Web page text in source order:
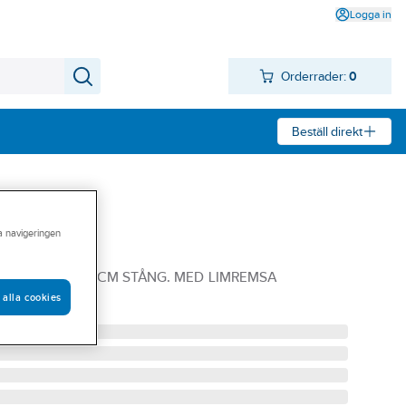
Logga in
Orderrader: 0
Beställ direkt
Arrow
KROM 75CM STÅNG. MED LIMREMSA
navigeringen
alla cookies